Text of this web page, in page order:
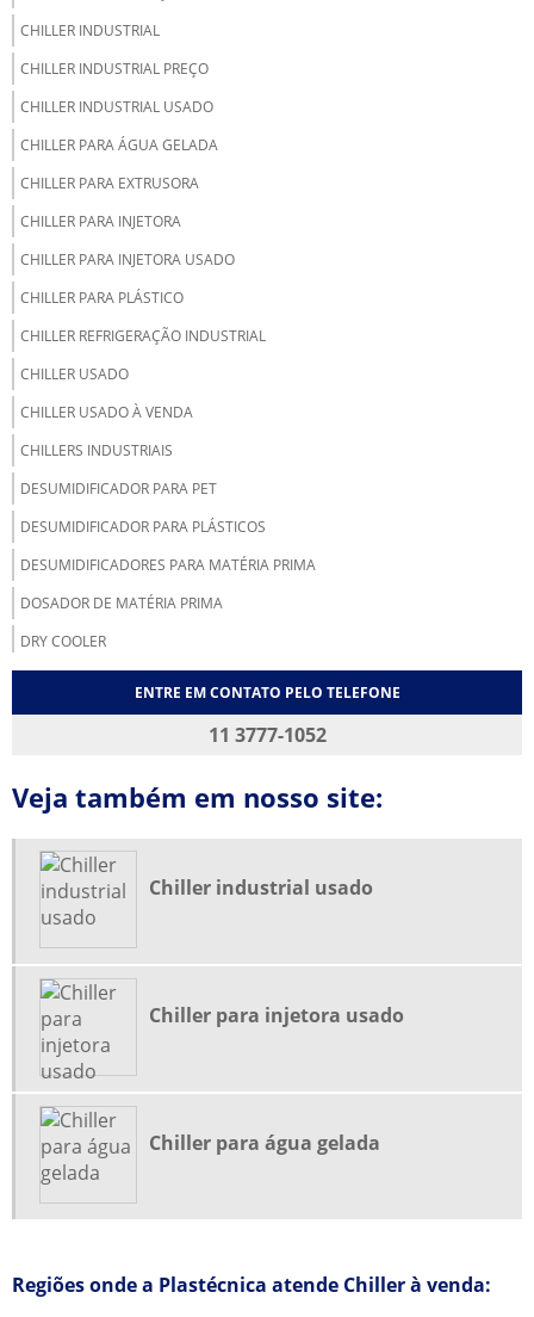
CHILLER INDUSTRIAL
CHILLER INDUSTRIAL PREÇO
CHILLER INDUSTRIAL USADO
CHILLER PARA ÁGUA GELADA
CHILLER PARA EXTRUSORA
CHILLER PARA INJETORA
CHILLER PARA INJETORA USADO
CHILLER PARA PLÁSTICO
CHILLER REFRIGERAÇÃO INDUSTRIAL
CHILLER USADO
CHILLER USADO À VENDA
CHILLERS INDUSTRIAIS
DESUMIDIFICADOR PARA PET
DESUMIDIFICADOR PARA PLÁSTICOS
DESUMIDIFICADORES PARA MATÉRIA PRIMA
DOSADOR DE MATÉRIA PRIMA
DRY COOLER
EMPRESA DE REFRIGERAÇÃO INDUSTRIAL EM SP
EQUIPAMENTOS DE REFRIGERAÇÃO INDUSTRIAL
FABRICANTE DE CHILLER SP
MANUTENÇÃO CORRETIVA EM CHILLERS
MANUTENÇÃO CORRETIVA EM UNIDADES DE ÁGUA GELADA
MANUTENÇÃO DE CHILLER
MANUTENÇÃO PREVENTIVA EM CHILLER
MOINHO PARA PLÁSTICO
PENEIRA MOLECULAR
PENEIRA MOLECULAR FORNECEDORES
REFORMA DE MOINHOS
ENTRE EM CONTATO PELO TELEFONE
11 3777-1052
Veja também em nosso site:
Chiller industrial usado
Chiller para injetora usado
Chiller para água gelada
Regiões onde a Plastécnica atende Chiller à venda: